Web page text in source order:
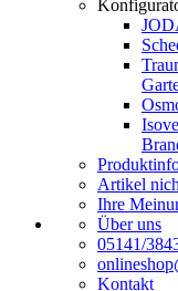
Artikel
Ihre
Über uns
05141/
Kontakt